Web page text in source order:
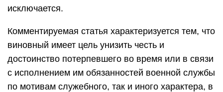
исключается.
Комментируемая статья характеризуется тем, что
виновный имеет цель унизить честь и
достоинство потерпевшего во время или в связи
с исполнением им обязанностей военной службы
по мотивам служебного, так и иного характера, в